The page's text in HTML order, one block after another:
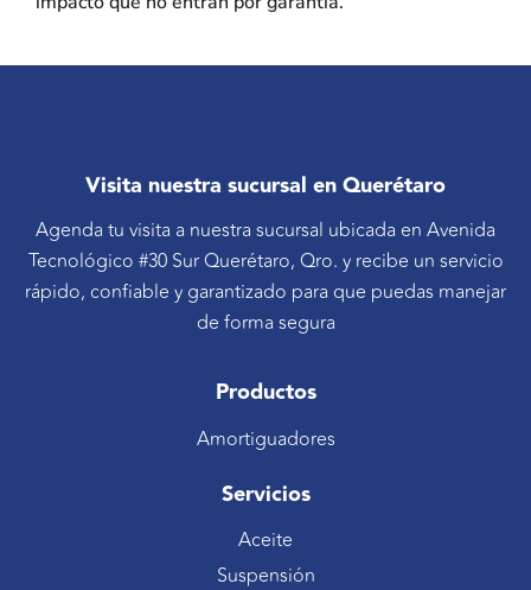
Visita nuestra sucursal en Querétaro
Agenda tu visita a nuestra sucursal ubicada en Avenida
Tecnológico #30 Sur Querétaro, Qro. y recibe un servicio
rápido, confiable y garantizado para que puedas manejar
de forma segura
Productos
Amortiguadores
Servicios
Aceite
Suspensión